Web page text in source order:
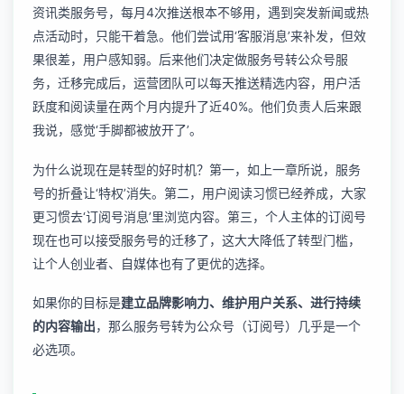
资讯类服务号，每月4次推送根本不够用，遇到突发新闻或热
点活动时，只能干着急。他们尝试用‘客服消息’来补发，但效
果很差，用户感知弱。后来他们决定做服务号转公众号服
务，迁移完成后，运营团队可以每天推送精选内容，用户活
跃度和阅读量在两个月内提升了近40%。他们负责人后来跟
我说，感觉‘手脚都被放开了’。
为什么说现在是转型的好时机？第一，如上一章所说，服务
号的折叠让‘特权’消失。第二，用户阅读习惯已经养成，大家
更习惯去‘订阅号消息’里浏览内容。第三，个人主体的订阅号
现在也可以接受服务号的迁移了，这大大降低了转型门槛，
让个人创业者、自媒体也有了更优的选择。
如果你的目标是建立品牌影响力、维护用户关系、进行持续
的内容输出，那么服务号转为公众号（订阅号）几乎是一个
必选项。